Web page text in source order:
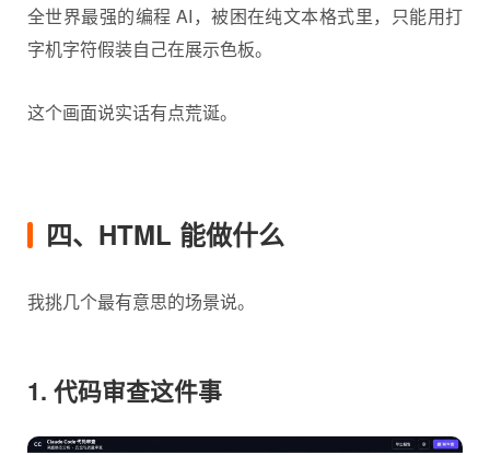
全世界最强的编程 AI，被困在纯文本格式里，只能用打
字机字符假装自己在展示色板。
这个画面说实话有点荒诞。
四、HTML 能做什么
我挑几个最有意思的场景说。
1. 代码审查这件事